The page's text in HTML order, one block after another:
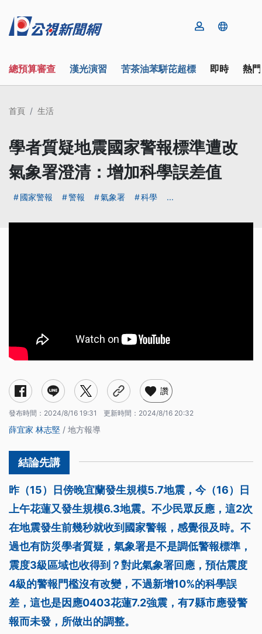
總預算審查 漢光演習 苦茶油苯駢芘超標 即時 熱
首頁 生活
學者質疑地震國家警報標準遭改
氣象署澄清：增加科學誤差值
國家警報 警報 氣象署 科學 ...
讚
發布時間： 2024/8/16 19:31 更新時間： 2024/8/16 20:32
薛宜家 林志堅 / 地方報導
昨（15）日傍晚宜蘭發生規模5.7地震，今（16）日
上午花蓮又發生規模6.3地震。不少民眾反應，這2次
在地震發生前幾秒就收到國家警報，感覺很及時。不
過也有防災學者質疑，氣象署是不是調低警報標準，
震度3級區域也收得到？對此氣象署回應，預估震度
4級的警報門檻沒有改變，不過新增10%的科學誤
差，這也是因應0403花蓮7.2強震，有7縣市應發警
報而未發，所做出的調整。